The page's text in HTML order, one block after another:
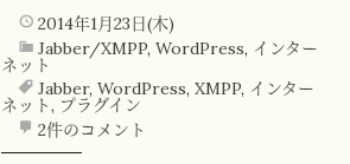
2014年1月23日(木)
Jabber/XMPP, WordPress, インター
ネット
Jabber, WordPress, XMPP, インター
ネット, プラグイン
2件のコメント